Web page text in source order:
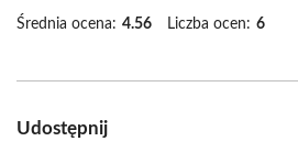
Średnia ocena: 4.56 Liczba ocen: 6
Udostępnij